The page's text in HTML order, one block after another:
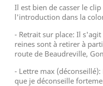
Il est bien de casser le
l'introduction dans la
- Retrait sur place: Il
reines sont à retirer à
route de Beaudreville,
- Lettre max (déconseillé):
que je déconseille